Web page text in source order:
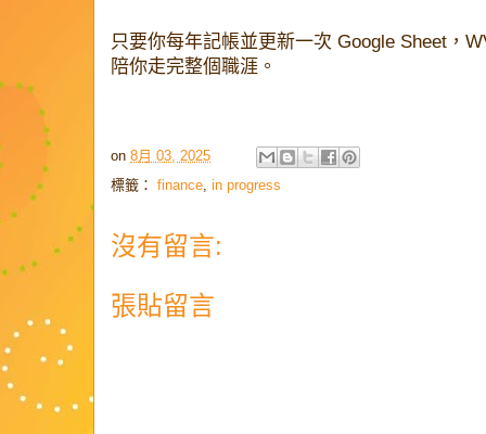
只要你每年記帳並更新一次 Google Sheet，
陪你走完整個職涯。
on 8月 03, 2025
標籤： finance, in progress
沒有留言:
張貼留言